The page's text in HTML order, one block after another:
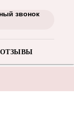
звонок
ОТЗЫВЫ